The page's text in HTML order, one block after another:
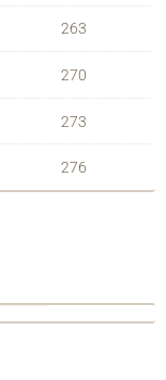
263
270
273
276
délka